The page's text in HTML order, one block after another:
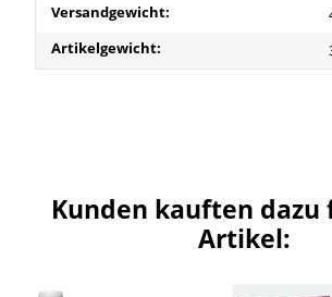
Produkteigenschaft
Wert
Versandgewicht:
Artikelgewicht:
Kunden kauften dazu
Artikel: